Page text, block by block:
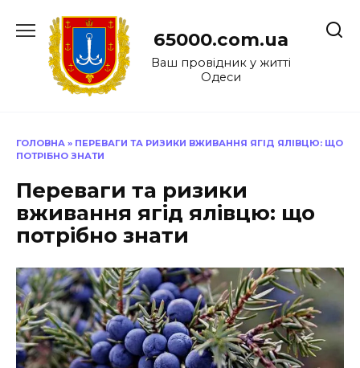
до
65000.com.ua
Ваш провідник у житті
Одеси
ГОЛОВНА » ПЕРЕВАГИ ТА РИЗИКИ ВЖИВАННЯ ЯГІД ЯЛІВЦЮ: ЩО
ПОТРІБНО ЗНАТИ
Переваги та ризики
вживання ягід ялівцю: що
потрібно знати